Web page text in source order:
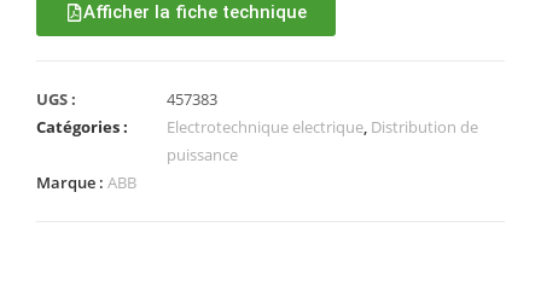
Afficher la fiche technique
UGS :
457383
Catégories :
Electrotechnique electrique, Distribution de
puissance
Marque : ABB